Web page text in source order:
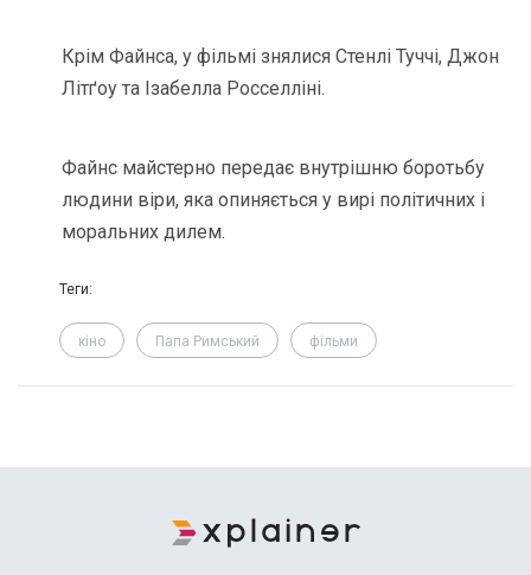
Крім Файнса, у фільмі знялися Стенлі Туччі, Джон
Літґоу та Ізабелла Росселліні.
Файнс майстерно передає внутрішню боротьбу
людини віри, яка опиняється у вирі політичних і
моральних дилем.
Теги:
кіно Папа Римський фільми